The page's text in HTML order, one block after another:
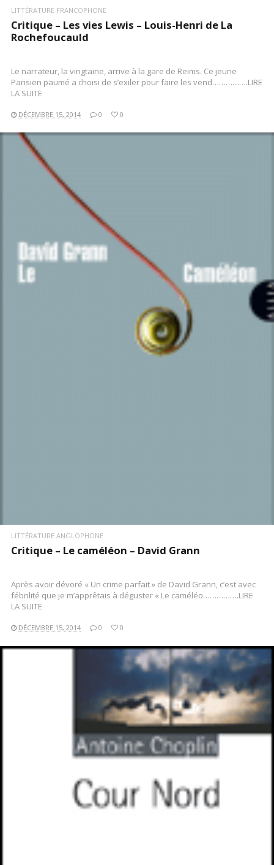
LITTÉRATURE FRANCOPHONE
Critique – Les vies Lewis – Louis-Henri de La
Rochefoucauld
Le narrateur, la vingtaine, arrive à la gare de Reims. Ce jeune
Parisien paumé a choisi de s’exiler pour faire les vend…………….LIRE
LA SUITE
DÉCEMBRE 15, 2014 0 0
LIRE LA SUITE
LITTÉRATURE ANGLOPHONE
Critique – Le caméléon – David Grann
Après avoir dévoré « Un crime parfait » de David Grann, c’est avec
fébrilité que je m’apprêtais à déguster « Le caméléo…………….LIRE
LA SUITE
DÉCEMBRE 15, 2014 0 0